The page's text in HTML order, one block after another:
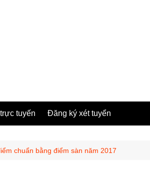
tuyến Đăng ký xét tuyển
chuẩn bằng điểm sàn năm 2017